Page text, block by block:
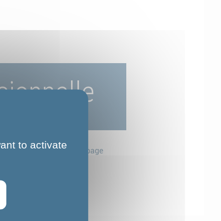
Partager cette page
to activate